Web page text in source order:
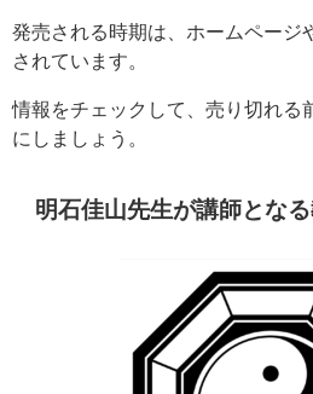
発売される時期は、ホームページ
されています。
情報をチェックして、売り切れる
にしましょう。
明石佳山先生が講師とな